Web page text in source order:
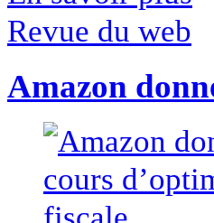
Revue du web
Amazon